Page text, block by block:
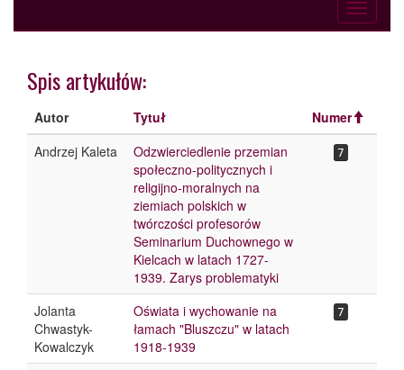
Toggle
Spis artykułów:
Autor Tytuł
Numer
Andrzej Kaleta
Odzwierciedlenie przemian
społeczno-politycznych i
religijno-moralnych na
ziemiach polskich w
twórczości profesorów
Seminarium Duchownego w
Kielcach w latach 1727-
1939. Zarys problematyki
7
Jolanta
Chwastyk-
Kowalczyk
Oświata i wychowanie na
łamach "Bluszczu" w latach
1918-1939
7